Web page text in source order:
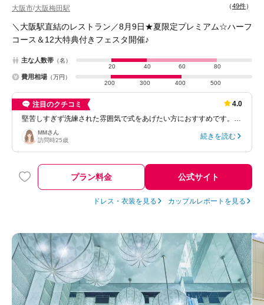
大阪市/大阪梅田駅 （49件）
＼大阪駅直結のレストラン／8月9日★夏限定プレミアム☆ハーフ
コース＆12大特典付きフェスタ開催♪
主な人数帯 （名）
20
40 60 80
費用相場 （万円）
200
300 400 500
注目のクチコミ
4.0
堅苦しすぎず洗練された雰囲気で式をあげたい方におすすめです。…
MMさん
訪問時25歳 続きを読む
プラン料金 公式サイト
ドレス・衣装を見る カップルレポートを見る